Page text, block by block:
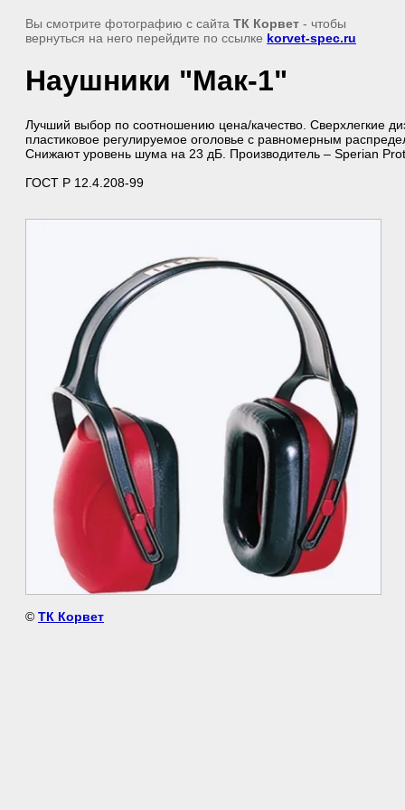
Вы смотрите фотографию с сайта ТК Корвет - чтобы
вернуться на него перейдите по ссылке korvet-spec.ru
Наушники "Мак-1"
Лучший выбор по соотношению цена/качество. Сверхлегкие
пластиковое регулируемое оголовье с равномерным
Снижают уровень шума на 23 дБ. Производитель – Sperian
ГОСТ Р 12.4.208-99
© ТК Корвет